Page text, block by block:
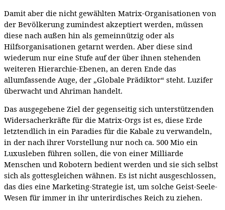
Damit aber die nicht gewählten Matrix-Organisationen von
der Bevölkerung zumindest akzeptiert werden, müssen
diese nach außen hin als gemeinnützig oder als
Hilfsorganisationen getarnt werden. Aber diese sind
wiederum nur eine Stufe auf der über ihnen stehenden
weiteren Hierarchie-Ebenen, an deren Ende das
allumfassende Auge, der „Globale Prädiktor“ steht. Luzifer
überwacht und Ahriman handelt.
Das ausgegebene Ziel der gegenseitig sich unterstützenden
Widersacherkräfte für die Matrix-Orgs ist es, diese Erde
letztendlich in ein Paradies für die Kabale zu verwandeln,
in der nach ihrer Vorstellung nur noch ca. 500 Mio ein
Luxusleben führen sollen, die von einer Milliarde
Menschen und Robotern bedient werden und sie sich selbst
sich als gottesgleichen wähnen. Es ist nicht ausgeschlossen,
das dies eine Marketing-Strategie ist, um solche Geist-Seele-
Wesen für immer in ihr unterirdisches Reich zu ziehen.